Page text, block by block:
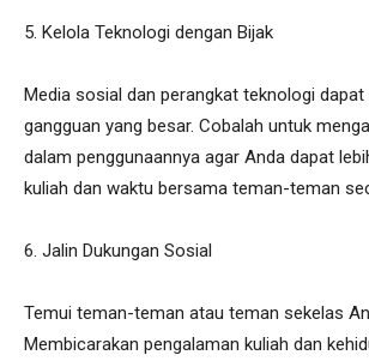
5. Kelola Teknologi dengan Bijak
Media sosial dan perangkat teknologi
gangguan yang besar. Cobalah untuk
dalam penggunaannya agar Anda dapat
kuliah dan waktu bersama teman-teman
6. Jalin Dukungan Sosial
Temui teman-teman atau teman sekelas
Membicarakan pengalaman kuliah dan